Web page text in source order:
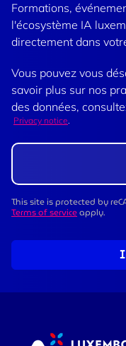
Formations,
l'écosystème IA
directement dans
Vous pouvez vous
savoir plus sur nos
des données,
Privacy notice.
This site is protected by
Terms of serviceapply.